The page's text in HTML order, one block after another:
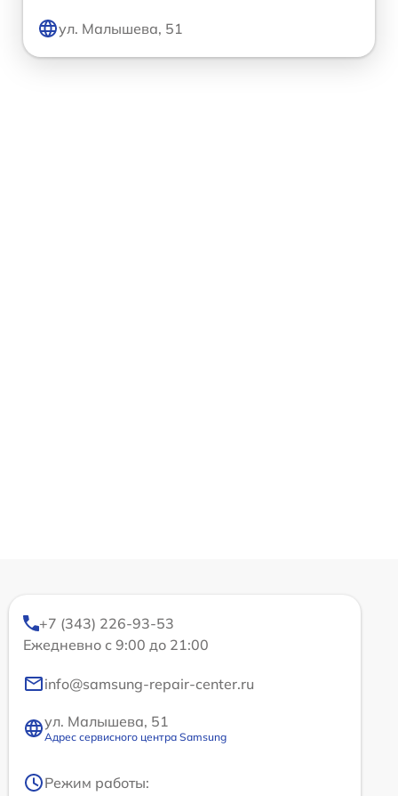
ул. Малышева, 51
+7 (343) 226-93-53
Ежедневно с 9:00 до 21:00
info@samsung-repair-center.ru
ул. Малышева, 51
Адрес сервисного центра Samsung
Режим работы: